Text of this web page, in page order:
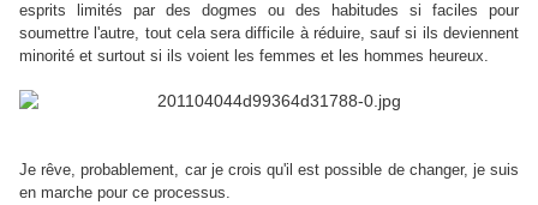
esprits limités par des dogmes ou des habitudes si faciles pour
soumettre l'autre, tout cela sera difficile à réduire, sauf si ils deviennent
minorité et surtout si ils voient les femmes et les hommes heureux.
Je rêve, probablement, car je crois qu'il est possible de changer, je suis
en marche pour ce processus.